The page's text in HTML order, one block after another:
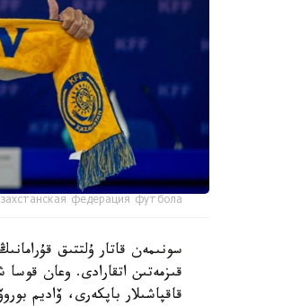
федерация футбола
سونىمەن قاتار ۇلتتىق
قىزمەتىن اتقارادى. وعان
قاقپاشىلار باپكەرى، ۆاديم